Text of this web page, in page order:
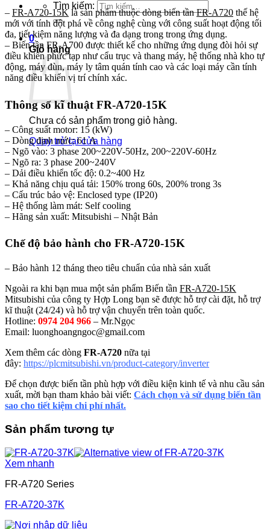
Tìm kiếm:
0
Giỏ hàng
Chưa có sản phẩm trong giỏ hàng.
Quay trở lại cửa hàng
– FR-A720-15Klà sản phẩm thuộc dòng biến tầnFR-A720 thế hệ
mới với tính đột phá về công nghệ cùng với công suất hoạt động tối
đa, tiết kiệm năng lượng và đa dạng trong trong ứng dụng.
– Biến tần FR-A700 được thiết kế cho những ứng dụng đòi hỏi sự
điều khiển phức tạp như cẩu trục và thang máy, hệ thống nhà kho tự
động, máy đùn, máy ly tâm quán tính cao và các loại máy cần tính
năng điều khiển vị trí chính xác.
Thông số kĩ thuật FR-A720-15K
– Công suất motor: 15 (kW)
– Dòng định mức: 61 A
– Ngõ vào: 3 phase 200~220V-50Hz, 200~220V-60Hz
– Ngõ ra: 3 phase 200~240V
– Dải điều khiển tốc độ: 0.2~400 Hz
– Khả năng chịu quá tải: 150% trong 60s, 200% trong 3s
– Cấu trúc bảo vệ: Enclosed type (IP20)
– Hệ thống làm mát: Self cooling
– Hãng sản xuất: Mitsubishi – Nhật Bản
Chế độ bảo hành cho FR-A720-15K
– Bảo hành 12 tháng theo tiêu chuẩn của nhà sản xuất
Ngoài ra khi bạn mua một sản phẩm Biến tần FR-A720-15K
Mitsubishi của công ty Hợp Long bạn sẽ được hỗ trợ cài đặt, hỗ trợ
kĩ thuật (24/24) và hỗ trợ vận chuyển trên toàn quốc.
Hotline: 0974 204 966 – Mr.Ngọc
Email: luonghoangngoc@gmail.com
Xem thêm các dòng FR-A720 nữa tại
đây: https://plcmitsubishi.vn/product-category/inverter
Để chọn được biến tần phù hợp với điều kiện kinh tế và nhu cầu sản
xuất, mời bạn tham khảo bài viết: Cách chọn và sử dụng biến tần
sao cho tiết kiệm chi phí nhất.
Sản phẩm tương tự
Xem nhanh
FR-A720 Series
FR-A720-37K